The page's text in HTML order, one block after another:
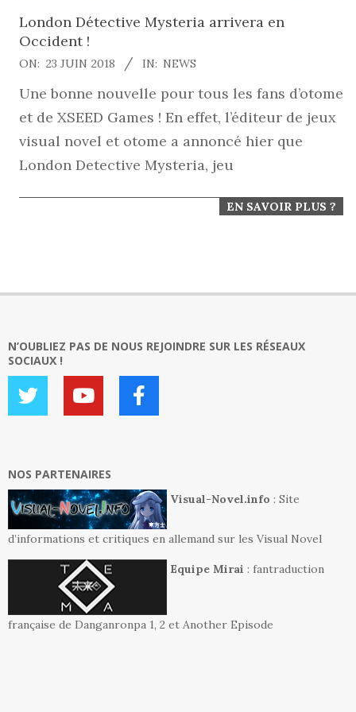
London Détective Mysteria arrivera en
Occident !
2018-
06-
23
ON: 23 JUIN 2018 IN: NEWS
Une bonne nouvelle pour tous les fans d’otome
et de XSEED Games ! En effet, l’éditeur de jeux
visual novel et otome a annoncé hier que
London Detective Mysteria, jeu
EN SAVOIR PLUS ?
N’OUBLIEZ PAS DE NOUS REJOINDRE SUR LES RÉSEAUX
SOCIAUX !
NOS PARTENAIRES
Visual-Novel.info : Site
d’informations et critiques en allemand sur les Visual Novel
Equipe Mirai : fantraduction
française de Danganronpa 1, 2 et Another Episode